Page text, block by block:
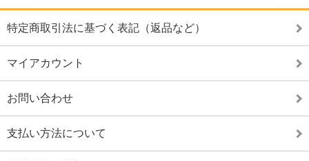
特定商取引法に基づく表記（返品など）
マイアカウント
お問い合わせ
支払い方法について